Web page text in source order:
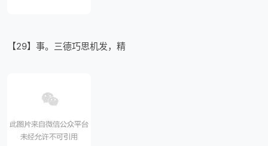
【29】事。三德巧思机发，精